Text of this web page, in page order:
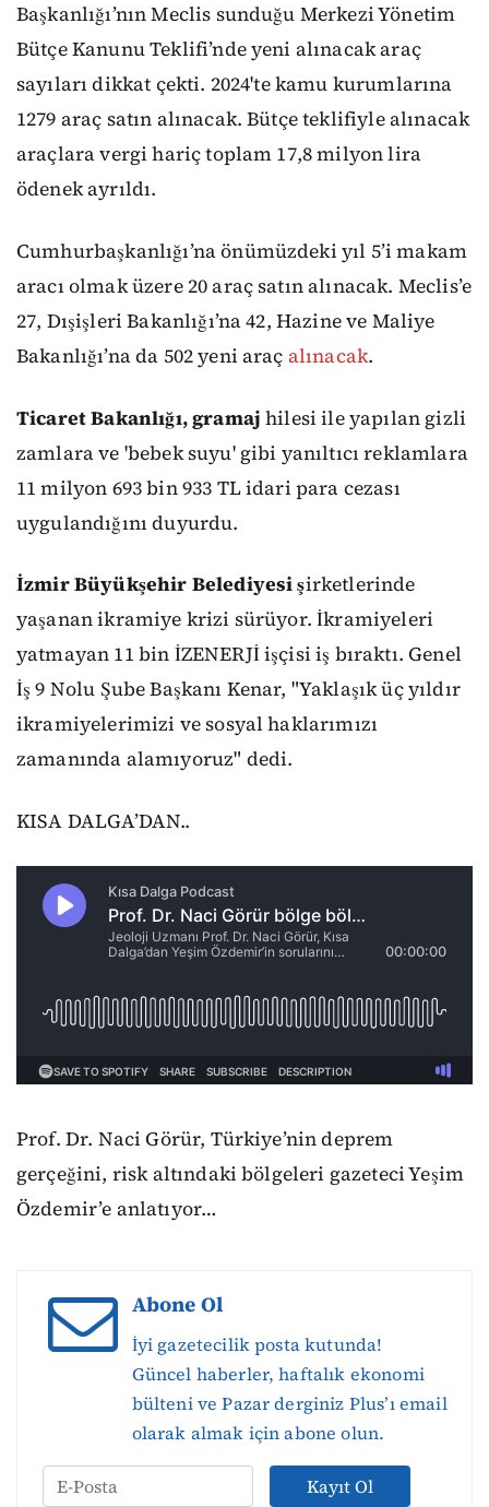
Başkanlığı’nın Meclis sunduğu Merkezi Yönetim
Bütçe Kanunu Teklifi’nde yeni alınacak araç
sayıları dikkat çekti. 2024'te kamu kurumlarına
1279 araç satın alınacak. Bütçe teklifiyle alınacak
araçlara vergi hariç toplam 17,8 milyon lira
ödenek ayrıldı.
Cumhurbaşkanlığı’na önümüzdeki yıl 5’i makam
aracı olmak üzere 20 araç satın alınacak. Meclis’e
27, Dışişleri Bakanlığı’na 42, Hazine ve Maliye
Bakanlığı’na da 502 yeni araç alınacak.
Ticaret Bakanlığı, gramaj hilesi ile yapılan gizli
zamlara ve 'bebek suyu' gibi yanıltıcı reklamlara
11 milyon 693 bin 933 TL idari para cezası
uygulandığını duyurdu.
İzmir Büyükşehir Belediyesi şirketlerinde
yaşanan ikramiye krizi sürüyor. İkramiyeleri
yatmayan 11 bin İZENERJİ işçisi iş bıraktı. Genel
İş 9 Nolu Şube Başkanı Kenar, "Yaklaşık üç yıldır
ikramiyelerimizi ve sosyal haklarımızı
zamanında alamıyoruz" dedi.
KISA DALGA’DAN..
Prof. Dr. Naci Görür, Türkiye’nin deprem
gerçeğini, risk altındaki bölgeleri gazeteci Yeşim
Özdemir’e anlatıyor…
Abone Ol
İyi gazetecilik posta kutunda!
Güncel haberler, haftalık ekonomi
bülteni ve Pazar derginiz Plus’ı email
olarak almak için abone olun.
Kayıt Ol